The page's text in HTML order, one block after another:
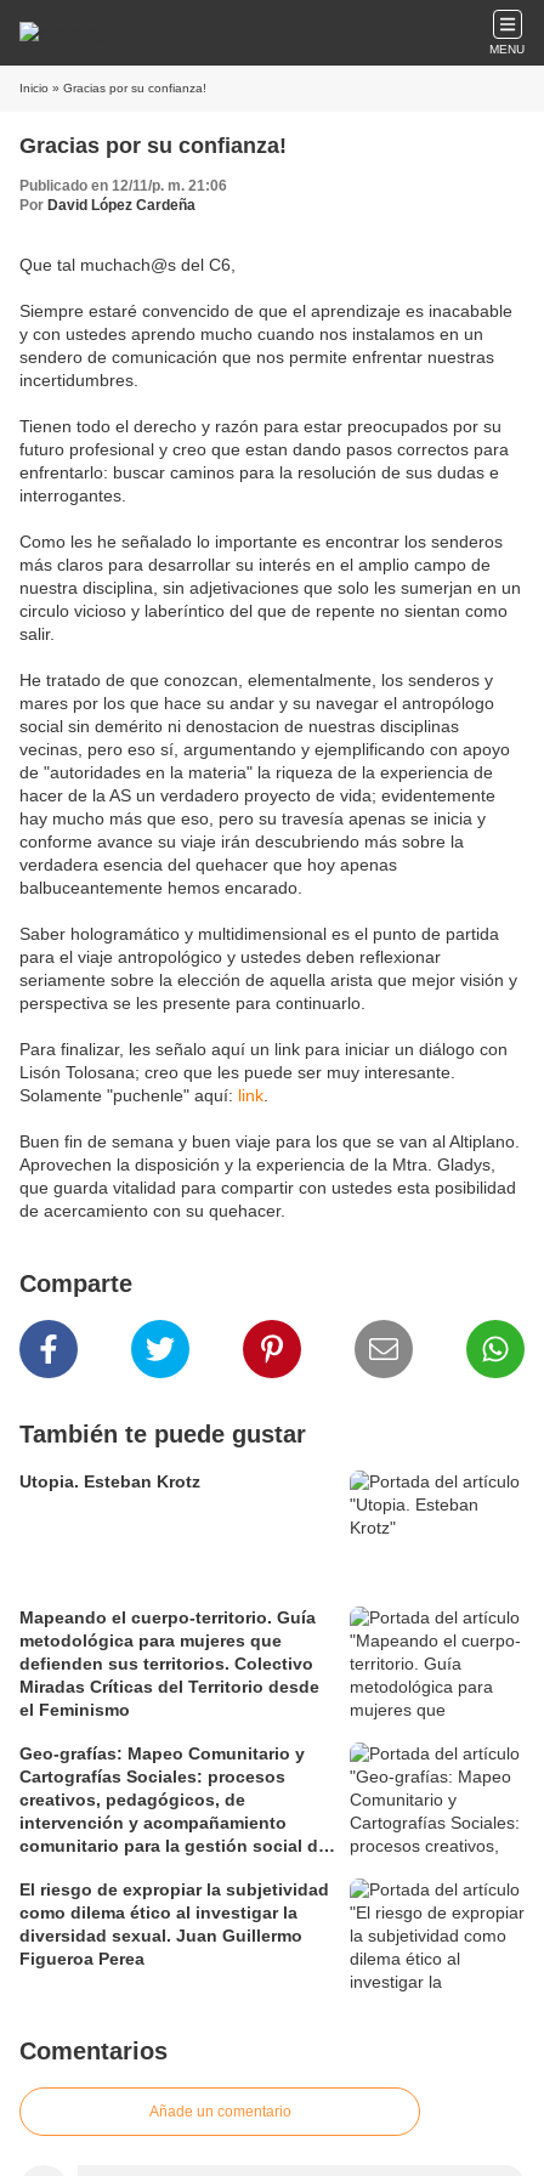
MENU
Inicio » Gracias por su confianza!
Gracias por su confianza!
Publicado en 12/11/p. m. 21:06
Por David López Cardeña
Que tal muchach@s del C6,
Siempre estaré convencido de que el aprendizaje es inacabable
y con ustedes aprendo mucho cuando nos instalamos en un
sendero de comunicación que nos permite enfrentar nuestras
incertidumbres.
Tienen todo el derecho y razón para estar preocupados por su
futuro profesional y creo que estan dando pasos correctos para
enfrentarlo: buscar caminos para la resolución de sus dudas e
interrogantes.
Como les he señalado lo importante es encontrar los senderos
más claros para desarrollar su interés en el amplio campo de
nuestra disciplina, sin adjetivaciones que solo les sumerjan en un
circulo vicioso y laberíntico del que de repente no sientan como
salir.
He tratado de que conozcan, elementalmente, los senderos y
mares por los que hace su andar y su navegar el antropólogo
social sin demérito ni denostacion de nuestras disciplinas
vecinas, pero eso sí, argumentando y ejemplificando con apoyo
de "autoridades en la materia" la riqueza de la experiencia de
hacer de la AS un verdadero proyecto de vida; evidentemente
hay mucho más que eso, pero su travesía apenas se inicia y
conforme avance su viaje irán descubriendo más sobre la
verdadera esencia del quehacer que hoy apenas
balbuceantemente hemos encarado.
Saber hologramático y multidimensional es el punto de partida
para el viaje antropológico y ustedes deben reflexionar
seriamente sobre la elección de aquella arista que mejor visión y
perspectiva se les presente para continuarlo.
Para finalizar, les señalo aquí un link para iniciar un diálogo con
Lisón Tolosana; creo que les puede ser muy interesante.
Solamente "puchenle" aquí: link
Buen fin de semana y buen viaje para los que se van al Altiplano.
Aprovechen la disposición y la experiencia de la Mtra. Gladys,
que guarda vitalidad para compartir con ustedes esta posibilidad
de acercamiento con su quehacer.
Comparte
También te puede gustar
Utopia. Esteban Krotz
Mapeando el cuerpo-territorio. Guía
metodológica para mujeres que
defienden sus territorios. Colectivo
Miradas Críticas del Territorio desde
el Feminismo
Geo-grafías: Mapeo Comunitario y
Cartografías Sociales: procesos
creativos, pedagógicos, de
intervención y acompañamiento
comunitario para la gestión social de
El riesgo de expropiar la subjetividad
como dilema ético al investigar la
diversidad sexual. Juan Guillermo
Figueroa Perea
Comentarios
Añade un comentario